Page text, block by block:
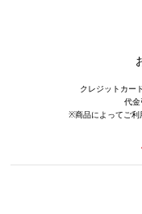
クレジットカー
代金
※商品によってご利